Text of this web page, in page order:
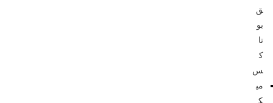
ق
بو
تا
ک
س
می
ک